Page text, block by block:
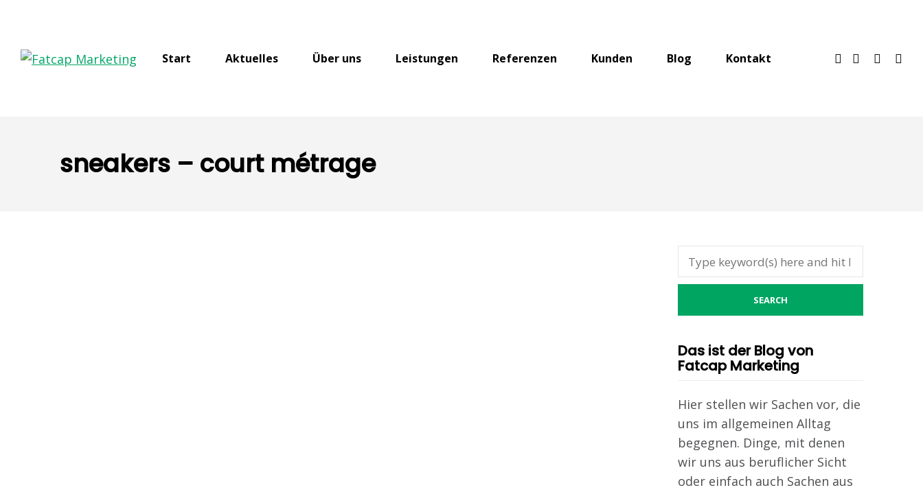
Start Aktuelles Über uns Leistungen Referenzen Kunden Blog Kontakt
sneakers – court métrage
Das ist der Blog von
Fatcap Marketing
Hier stellen wir Sachen vor, die
uns im allgemeinen Alltag
begegnen. Dinge, mit denen
wir uns aus beruflicher Sicht
oder einfach auch Sachen aus